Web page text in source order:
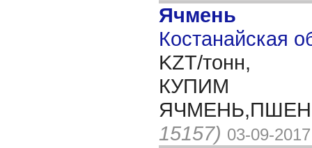
Ячмень
Костанайская
KZT/тонн,
КУПИМ
15157) 03-09-2017